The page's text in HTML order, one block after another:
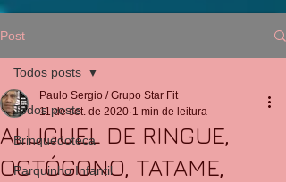
Post
Todos posts
Brinquedoteca
Parquinho Infantil
Todos posts
ALUGUEL DE RINGUE,
OCTÓGONO, TATAME,
Paulo Sergio / Grupo Star Fit
11 de set. de 2020 1 min de leitura